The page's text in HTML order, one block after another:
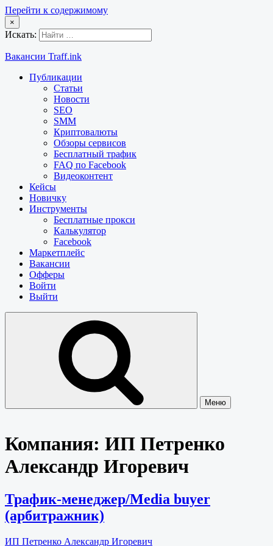
Перейти к содержимому
×
Искать:
Вакансии Traff.ink
Публикации
Статьи
Новости
SEO
SMM
Криптовалюты
Обзоры сервисов
Бесплатный трафик
FAQ по Facebook
Видеоконтент
Кейсы
Новичку
Инструменты
Бесплатные прокси
Калькулятор
Facebook
Маркетплейс
Вакансии
Офферы
Войти
Выйти
Меню
Компания: ИП Петренко
Александр Игоревич
Трафик-менеджер/Media buyer
(арбитражник)
ИП Петренко Александр Игоревич